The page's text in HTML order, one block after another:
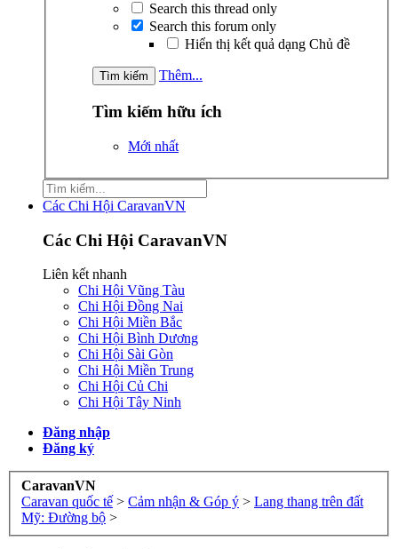
Search this thread only
Search this forum only
Hiển thị kết quả dạng Chủ đề
Thêm...
Tìm kiếm hữu ích
Mới nhất
Các Chi Hội CaravanVN
Các Chi Hội CaravanVN
Liên kết nhanh
Chi Hội Vũng Tàu
Chi Hội Đồng Nai
Chi Hội Miền Bắc
Chi Hội Bình Dương
Chi Hội Sài Gòn
Chi Hội Miền Trung
Chi Hội Củ Chi
Chi Hội Tây Ninh
Đăng nhập
Đăng ký
CaravanVN
Caravan quốc tế > Cảm nhận & Góp ý > Lang thang trên đất
Mỹ: Đường bộ >